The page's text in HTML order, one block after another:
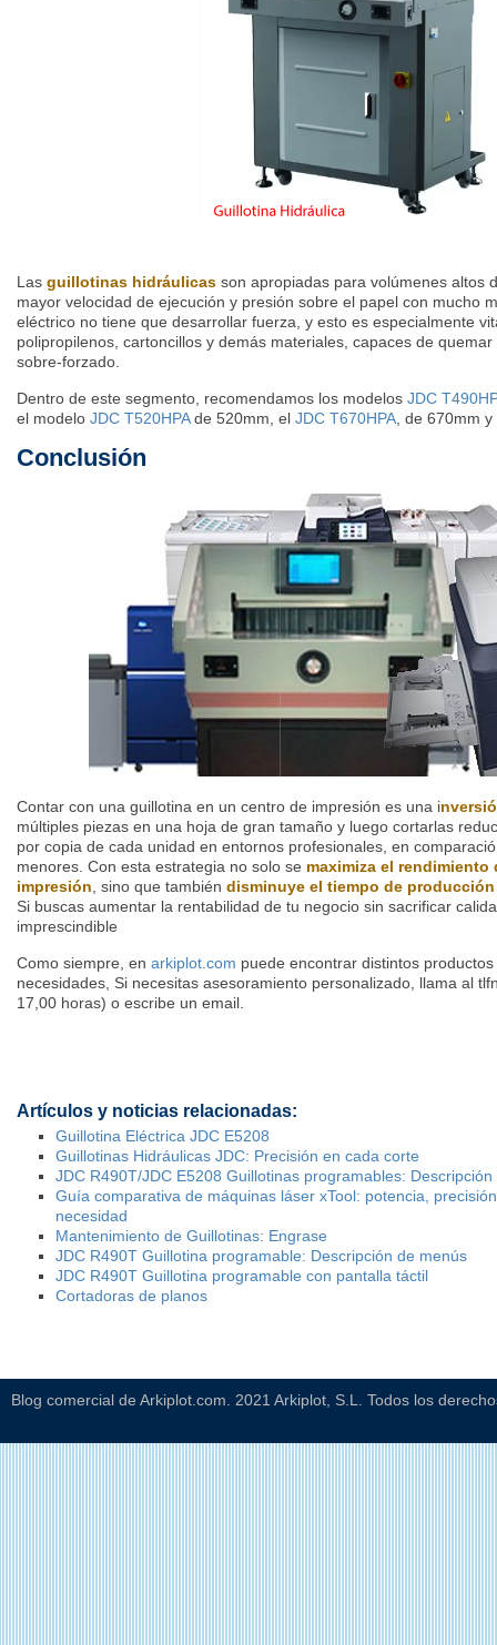
Las guillotinas hidráulicas son apropiadas para volúmenes altos
mayor velocidad de ejecución y presión sobre el papel con mucho
eléctrico no tiene que desarrollar fuerza, y esto es especialmente
polipropilenos, cartoncillos y demás materiales, capaces de
sobre-forzado.
Dentro de este segmento, recomendamos los modelos JDC
el modelo JDC T520HPAde 520mm, el JDC T670HPA, de 670mm
Conclusión
Contar con una guillotina en un centro de impresión es una i
múltiples piezas en una hoja de gran tamaño y luego cortarlas
por copia de cada unidad en entornos profesionales, en
menores. Con esta estrategia no solo se maximiza el
impresión , sino que también disminuye el tiempo de
Si buscas aumentar la rentabilidad de tu negocio sin sacrificar
imprescindible
Como siempre, en arkiplot.com puede encontrar distintos
necesidades, Si necesitas asesoramiento personalizado, llama al
17,00 horas) o escribe un email.
Artículos y noticias relacionadas:
Guillotina Eléctrica JDC E5208
Guillotinas Hidráulicas JDC: Precisión en cada corte
JDC R490T/JDC E5208 Guillotinas programables:
Guía comparativa de máquinas láser xTool: potencia,
necesidad
Mantenimiento de Guillotinas: Engrase
JDC R490T Guillotina programable: Descripción de menús
JDC R490T Guillotina programable con pantalla táctil
Cortadoras de planos
Blog comercial de Arkiplot.com. 2021 Arkiplot, S.L. Todos los